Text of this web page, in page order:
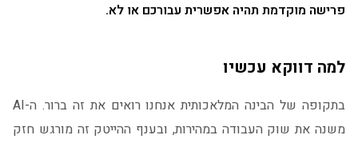
פרישה מוקדמת תהיה אפשרית עבורכם או לא.
למה דווקא עכשיו
בתקופה של הבינה המלאכותית אנחנו רואים את זה ברור. ה-AI
משנה את שוק העבודה במהירות, ובענף ההייטק זה מורגש חזק